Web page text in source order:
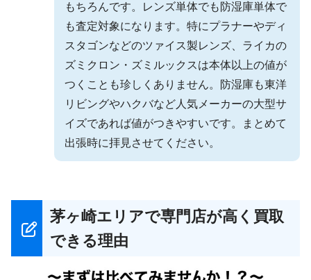
もちろんです。レンズ単体でも防湿庫単体で
も査定対象になります。特にプラナーやディ
スタゴンなどのツァイス製レンズ、ライカの
ズミクロン・ズミルックスは本体以上の値が
つくことも珍しくありません。防湿庫も東洋
リビングやハクバなど人気メーカーの大型サ
イズであれば値がつきやすいです。まとめて
出張時に拝見させてください。
茅ヶ崎エリアで専門店が高く買取
できる理由